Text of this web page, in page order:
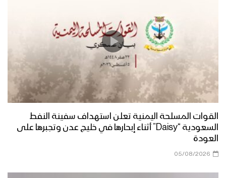
القوات المسلحة اليمنية تعلن استهداف سفينة النفط
السعودية “Daisy” أثناء إبحارها في خليج عدن وتجبرها على
العودة
05/08/2026